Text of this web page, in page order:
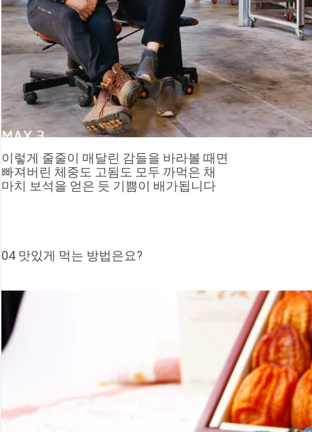
이렇게 줄줄이 매달린 감들을 바라볼 때면
빠져버린 체중도 고됨도 모두 까먹은 채
마치 보석을 얻은 듯 기쁨이 배가됩니다
04 맛있게 먹는 방법은요?